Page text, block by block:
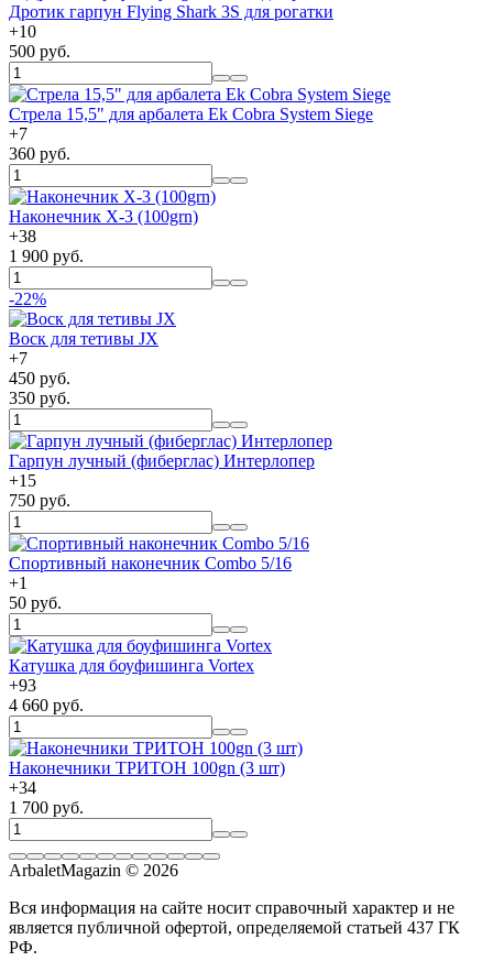
Дротик гарпун Flying Shark 3S для рогатки
+10
500 руб.
Стрела 15,5" для арбалета Ek Cobra System Siege
+7
360 руб.
Наконечник X-3 (100grn)
+38
1 900 руб.
-22%
Воск для тетивы JX
+7
450 руб.
350 руб.
Гарпун лучный (фиберглас) Интерлопер
+15
750 руб.
Спортивный наконечник Combo 5/16
+1
50 руб.
Катушка для боуфишинга Vortex
+93
4 660 руб.
Наконечники ТРИТОН 100gn (3 шт)
+34
1 700 руб.
ArbaletMagazin © 2026
Вся информация на сайте носит справочный характер и не
является публичной офертой, определяемой статьей 437 ГК
РФ.